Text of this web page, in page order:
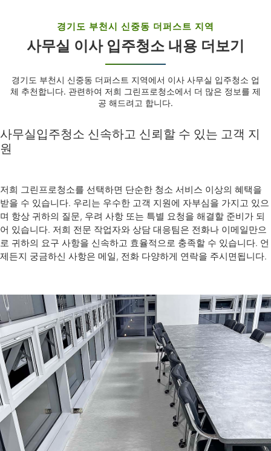
경기도 부천시 신중동 더퍼스트 지역
사무실 이사 입주청소 내용 더보기
경기도 부천시 신중동 더퍼스트 지역에서 이사 사무실 입주청소 업
체 추천합니다. 관련하여 저희 그린프로청소에서 더 많은 정보를 제
공 해드려고 합니다.
사무실입주청소 신속하고 신뢰할 수 있는 고객 지
원
저희 그린프로청소를 선택하면 단순한 청소 서비스 이상의 혜택을
받을 수 있습니다. 우리는 우수한 고객 지원에 자부심을 가지고 있으
며 항상 귀하의 질문, 우려 사항 또는 특별 요청을 해결할 준비가 되
어 있습니다. 저희 전문 작업자와 상담 대응팀은 전화나 이메일만으
로 귀하의 요구 사항을 신속하고 효율적으로 충족할 수 있습니다. 언
제든지 궁금하신 사항은 메일, 전화 다양하게 연락을 주시면됩니다.